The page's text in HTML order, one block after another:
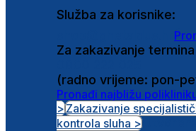
Služba za korisnike:
Za zakazivanje
(radno vrijeme: pon-
Pronađi najbližu
>Zakazivanje
kontrola sluha >